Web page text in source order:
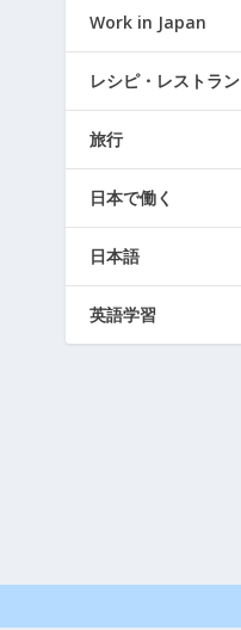
Work in Japan
レシピ・レストラン
旅行
日本で働く
日本語
英語学習